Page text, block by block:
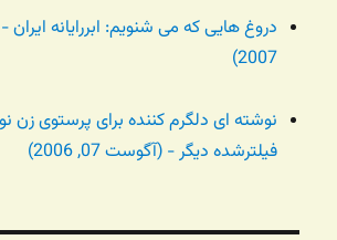
2007)
نوشته ای دلگرم کننده برای پرستوی
فیلترشده دیگر - (آگوست 07, 2006)